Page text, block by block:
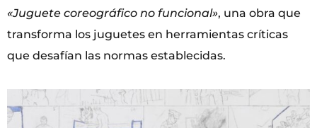
«Juguete coreográfico no funcional», una obra que
transforma los juguetes en herramientas críticas
que desafían las normas establecidas.